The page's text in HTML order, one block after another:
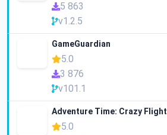
5 863
v1.2.5
GameGuardian
5.0
3 876
v101.1
Adventure Time: Crazy Flight
5.0